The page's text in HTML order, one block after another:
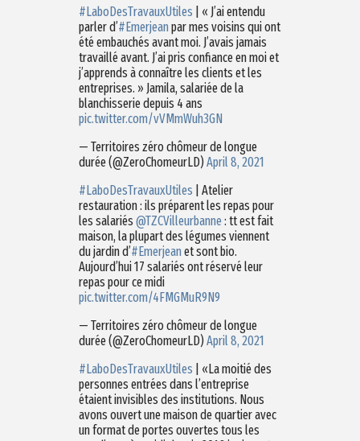
#LaboDesTravauxUtiles | « J’ai entendu
parler d’#Emerjean par mes voisins qui ont
été embauchés avant moi. J’avais jamais
travaillé avant. J’ai pris confiance en moi et
j’apprends à connaître les clients et les
entreprises. » Jamila, salariée de la
blanchisserie depuis 4 ans
pic.twitter.com/vVMmWuh3GN
— Territoires zéro chômeur de longue
durée (@ZeroChomeurLD)April 8, 2021
#LaboDesTravauxUtiles | Atelier
restauration : ils préparent les repas pour
les salariés @TZCVilleurbanne : tt est fait
maison, la plupart des légumes viennent
du jardin d’#Emerjean et sont bio.
Aujourd’hui 17 salariés ont réservé leur
repas pour ce midi
pic.twitter.com/4FMGMuR9N9
— Territoires zéro chômeur de longue
durée (@ZeroChomeurLD)April 8, 2021
#LaboDesTravauxUtiles | «La moitié des
personnes entrées dans l’entreprise
étaient invisibles des institutions. Nous
avons ouvert une maison de quartier avec
un format de portes ouvertes tous les